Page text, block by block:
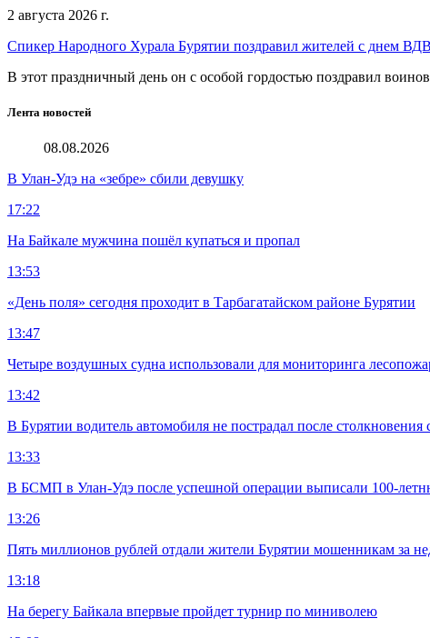
2 августа 2026 г.
Спикер Народного Хурала Бурятии поздравил жителей с днем ВДВ
В этот праздничный день он с особой гордостью поздравил
Лента новостей
08.08.2026
В Улан-Удэ на «зебре» сбили девушку
17:22
На Байкале мужчина пошёл купаться и пропал
13:53
«День поля» сегодня проходит в Тарбагатайском районе Бурятии
13:47
Четыре воздушных судна использовали для мониторинга
13:42
В Бурятии водитель автомобиля не пострадал после столкновения
13:33
В БСМП в Улан-Удэ после успешной операции выписали 100-
13:26
Пять миллионов рублей отдали жители Бурятии мошенникам за
13:18
На берегу Байкала впервые пройдет турнир по миниволею